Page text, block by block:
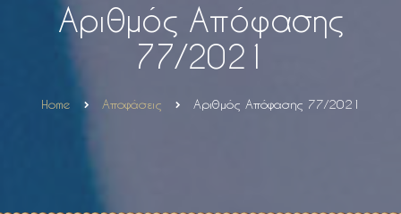
Αριθμός Απόφασης
77/2021
Home Αποφάσεις Αριθμός Απόφασης 77/2021